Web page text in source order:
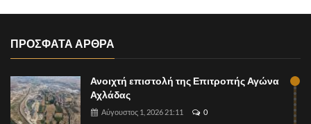
ΠΡΟΣΦΑΤΑ ΑΡΘΡΑ
Ανοιχτή επιστολή της Επιτροπής Αγώνα
Αχλάδας
Αύγουστος 1, 2026 21:11 0